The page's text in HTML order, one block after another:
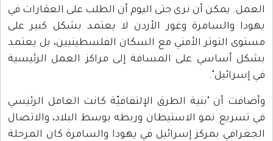
العمل. يمكن أن نرى حتى اليوم أن الطلب على العقارات في
يهودا والسامرة وغور الأردن لا يعتمد بشكل كبير على
مستوى التوتر الأمني مع السكان الفلسطينيين، بل يعتمد
بشكل أساسي على المسافة إلى مراكز العمل الرئيسية
في إسرائيل".
وأضافت أن "بنية الطرق الإلتفافيّة كانت العامل الرئيسي
في تسريع نمو الاستيطان وربطه بوسط البلاد، والاتصال
الجغرافي بمركز إسرائيل في يهودا والسامرة كان المرحلة